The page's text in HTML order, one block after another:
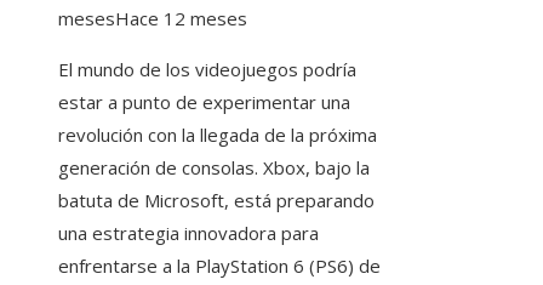
mesesHace 12 meses
El mundo de los videojuegos podría
estar a punto de experimentar una
revolución con la llegada de la próxima
generación de consolas. Xbox, bajo la
batuta de Microsoft, está preparando
una estrategia innovadora para
enfrentarse a la PlayStation 6 (PS6) de